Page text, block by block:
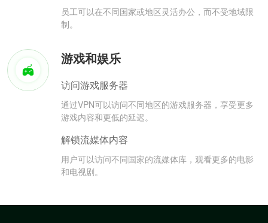
员工可以在不同国家或地区灵活办公，而不受地域限
制。
游戏和娱乐
访问游戏服务器
通过VPN可以访问不同地区的游戏服务器，享受更多
游戏内容和更低的延迟。
解锁流媒体内容
用户可以访问不同国家的流媒体库，观看更多的电影
和电视剧。